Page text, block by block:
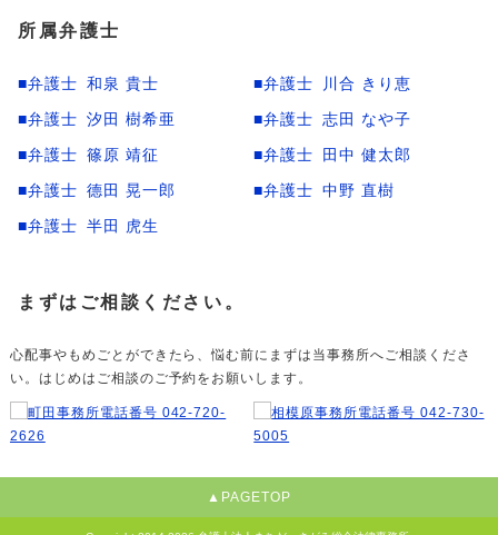
所属弁護士
和泉 貴士
川合 きり恵
汐田 樹希亜
志田 なや子
篠原 靖征
田中 健太郎
德田 晃一郎
中野 直樹
半田 虎生
まずはご相談ください。
心配事やもめごとができたら、悩む前にまずは当事務所へご相談くださ
い。はじめはご相談のご予約をお願いします。
▲PAGETOP